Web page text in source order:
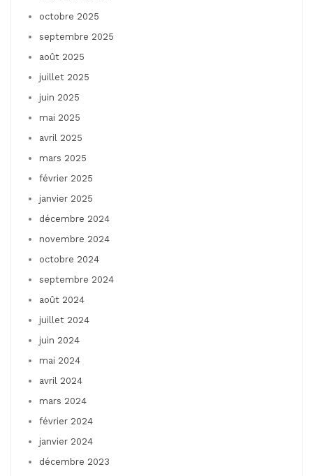
octobre 2025
septembre 2025
août 2025
juillet 2025
juin 2025
mai 2025
avril 2025
mars 2025
février 2025
janvier 2025
décembre 2024
novembre 2024
octobre 2024
septembre 2024
août 2024
juillet 2024
juin 2024
mai 2024
avril 2024
mars 2024
février 2024
janvier 2024
décembre 2023